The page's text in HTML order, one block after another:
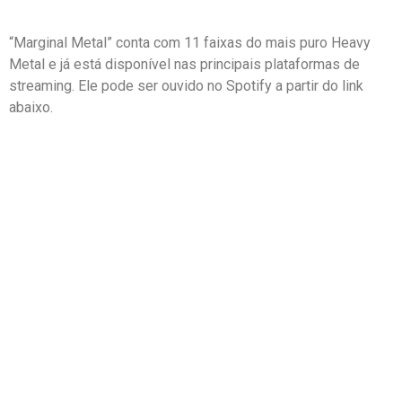
“Marginal Metal” conta com 11 faixas do mais puro Heavy
Metal e já está disponível nas principais plataformas de
streaming. Ele pode ser ouvido no Spotify a partir do link
abaixo.